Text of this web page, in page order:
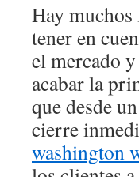
Hay muchos
tener en
el mercado
acabar la
que desde
cierre
washington